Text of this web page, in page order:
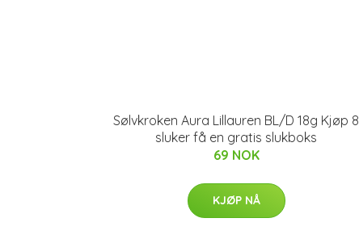
Sølvkroken Aura Lillauren BL/D 18g Kjøp 8
sluker få en gratis slukboks
69 NOK
KJØP NÅ